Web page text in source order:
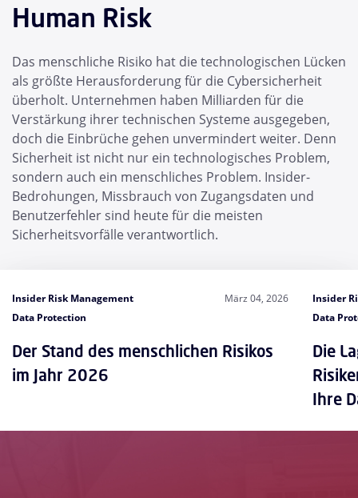
Human Risk
Das menschliche Risiko hat die technologischen Lücken
als größte Herausforderung für die Cybersicherheit
überholt. Unternehmen haben Milliarden für die
Verstärkung ihrer technischen Systeme ausgegeben,
doch die Einbrüche gehen unvermindert weiter. Denn
Sicherheit ist nicht nur ein technologisches Problem,
sondern auch ein menschliches Problem. Insider-
Bedrohungen, Missbrauch von Zugangsdaten und
Benutzerfehler sind heute für die meisten
Sicherheitsvorfälle verantwortlich.
Insider Risk Management
Data Protection
März 04, 2026
Der Stand des menschlichen Risikos
im Jahr 2026
Insider
Data
Die
Ihre